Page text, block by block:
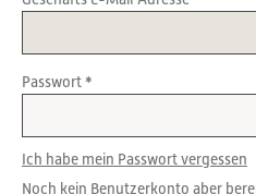
Passwort
Ich habe mein Passwort vergessen
Noch kein Benutzerkonto aber